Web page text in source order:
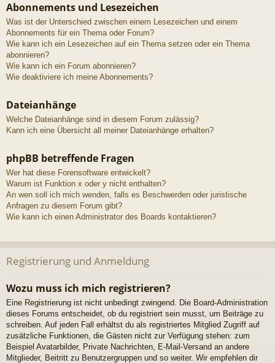
Abonnements und Lesezeichen
Was ist der Unterschied zwischen einem Lesezeichen und einem
Abonnements für ein Thema oder Forum?
Wie kann ich ein Lesezeichen auf ein Thema setzen oder ein Thema
abonnieren?
Wie kann ich ein Forum abonnieren?
Wie deaktiviere ich meine Abonnements?
Dateianhänge
Welche Dateianhänge sind in diesem Forum zulässig?
Kann ich eine Übersicht all meiner Dateianhänge erhalten?
phpBB betreffende Fragen
Wer hat diese Forensoftware entwickelt?
Warum ist Funktion x oder y nicht enthalten?
An wen soll ich mich wenden, falls es Beschwerden oder juristische
Anfragen zu diesem Forum gibt?
Wie kann ich einen Administrator des Boards kontaktieren?
Registrierung und Anmeldung
Wozu muss ich mich registrieren?
Eine Registrierung ist nicht unbedingt zwingend. Die Board-Administration
dieses Forums entscheidet, ob du registriert sein musst, um Beiträge zu
schreiben. Auf jeden Fall erhältst du als registriertes Mitglied Zugriff auf
zusätzliche Funktionen, die Gästen nicht zur Verfügung stehen: zum
Beispiel Avatarbilder, Private Nachrichten, E-Mail-Versand an andere
Mitglieder, Beitritt zu Benutzergruppen und so weiter. Wir empfehlen dir